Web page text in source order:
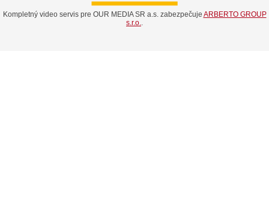
Kompletný video servis pre OUR MEDIA SR a.s. zabezpečuje ARBERTO GROUP
s.r.o.